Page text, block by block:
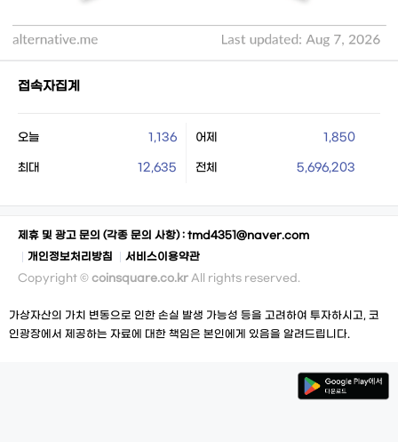
접속자집계
오늘 1,136 어제 1,850
최대 12,635 전체 5,696,203
제휴 및 광고 문의 (각종 문의 사항) : tmd4351@naver.com
개인정보처리방침
서비스이용약관
Copyright © coinsquare.co.kr All rights reserved.
가상자산의 가치 변동으로 인한 손실 발생 가능성 등을 고려하여 투자하시고, 코
인광장에서 제공하는 자료에 대한 책임은 본인에게 있음을 알려드립니다.